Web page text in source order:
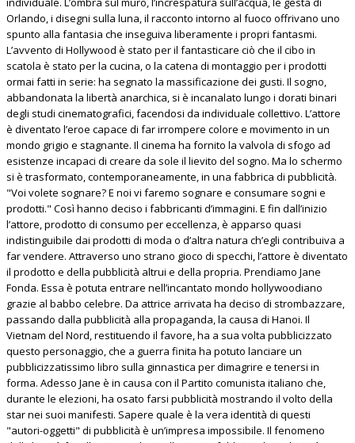
Orlando, i disegni sulla luna, il racconto intorno al fuoco offrivano uno
spunto alla fantasia che inseguiva liberamente i propri fantasmi.
L’avvento di Hollywood è stato per il fantasticare ciò che il cibo in
scatola è stato per la cucina, o la catena di montaggio per i prodotti
ormai fatti in serie: ha segnato la massificazione dei gusti. Il sogno,
abbandonata la libertà anarchica, si è incanalato lungo i dorati binari
degli studi cinematografici, facendosi da individuale collettivo. L’attore
è diventato l’eroe capace di far irrompere colore e movimento in un
mondo grigio e stagnante. Il cinema ha fornito la valvola di sfogo ad
esistenze incapaci di creare da sole il lievito del sogno. Ma lo schermo
si è trasformato, contemporaneamente, in una fabbrica di pubblicità.
"Voi volete sognare? E noi vi faremo sognare e consumare sogni e
prodotti." Così hanno deciso i fabbricanti d’immagini. E fin dall’inizio
l’attore, prodotto di consumo per eccellenza, è apparso quasi
indistinguibile dai prodotti di moda o d’altra natura ch’egli contribuiva a
far vendere. Attraverso uno strano gioco di specchi, l’attore è diventato
il prodotto e della pubblicità altrui e della propria. Prendiamo Jane
Fonda. Essa è potuta entrare nell’incantato mondo hollywoodiano
grazie al babbo celebre. Da attrice arrivata ha deciso di strombazzare,
passando dalla pubblicità alla propaganda, la causa di Hanoi. Il
Vietnam del Nord, restituendo il favore, ha a sua volta pubblicizzato
questo personaggio, che a guerra finita ha potuto lanciare un
pubblicizzatissimo libro sulla ginnastica per dimagrire e tenersi in
forma. Adesso Jane è in causa con il Partito comunista italiano che,
durante le elezioni, ha osato farsi pubblicità mostrando il volto della
star nei suoi manifesti. Sapere quale è la vera identità di questi
"autori-oggetti" di pubblicità è un’impresa impossibile. Il fenomeno